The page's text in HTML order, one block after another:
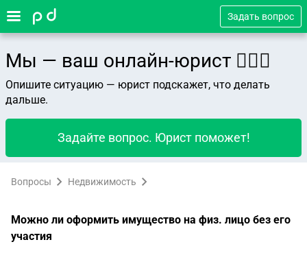
Задать вопрос
Мы — ваш онлайн-юрист 👨🏻‍⚖️
Опишите ситуацию — юрист подскажет, что делать
дальше.
Задайте вопрос. Юрист поможет!
Вопросы Недвижимость
Можно ли оформить имущество на физ. лицо без его
участия